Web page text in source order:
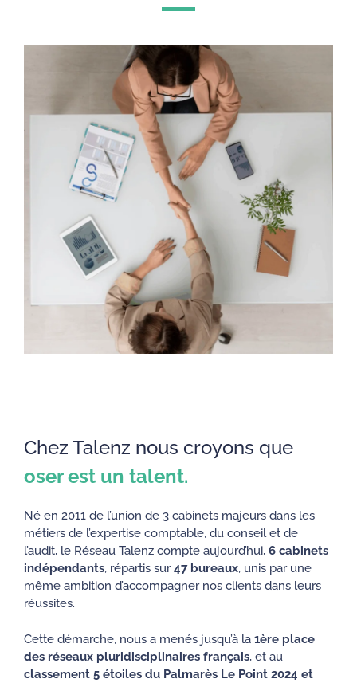
Chez Talenz nous croyons que
oser est un talent.
Né en 2011 de l’union de 3 cabinets majeurs dans les
métiers de l’expertise comptable, du conseil et de
l’audit, le Réseau Talenz compte aujourd’hui, 6 cabinets
indépendants, répartis sur47 bureaux, unis par une
même ambition d’accompagner nos clients dans leurs
réussites.​
​Cette démarche, nous a menés jusqu’à la 1ère place
des réseaux pluridisciplinaires français, et au
classement 5 étoiles du Palmarès Le Point 2024 et